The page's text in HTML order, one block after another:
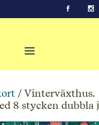
/ Vinterväxthus.
8 stycken dubbla